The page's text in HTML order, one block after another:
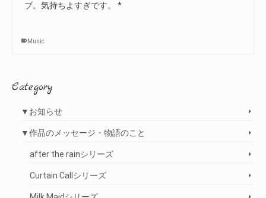
ブ。気持ちよすぎです。 *
Music
Category
▼お知らせ
▼作品のメッセージ・物語のこと
after the rainシリーズ
Curtain Callシリーズ